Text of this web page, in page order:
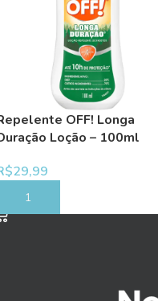
OFF! Longa
Loção – 100ml
29,99
COMPRAR